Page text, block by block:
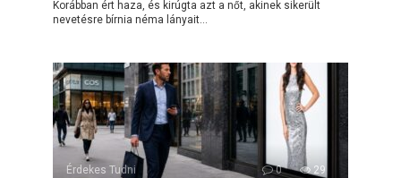
Korábban ért haza, és kirúgta azt a nőt, akinek sikerült
nevetésre bírnia néma lányait…
Érdekes Tudni 0 29